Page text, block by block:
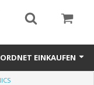
EINKAUFEN